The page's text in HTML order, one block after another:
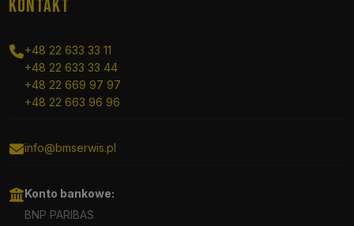
KONTAKT
+48 22 633 33 11
+48 22 633 33 44
+48 22 669 97 97
+48 22 663 96 96
info@bmserwis.pl
Konto bankowe:
BNP PARIBAS